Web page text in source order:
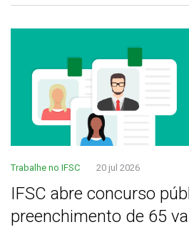
Trabalhe no IFSC 20 jul 2026
IFSC abre concurso
preenchimento de 65